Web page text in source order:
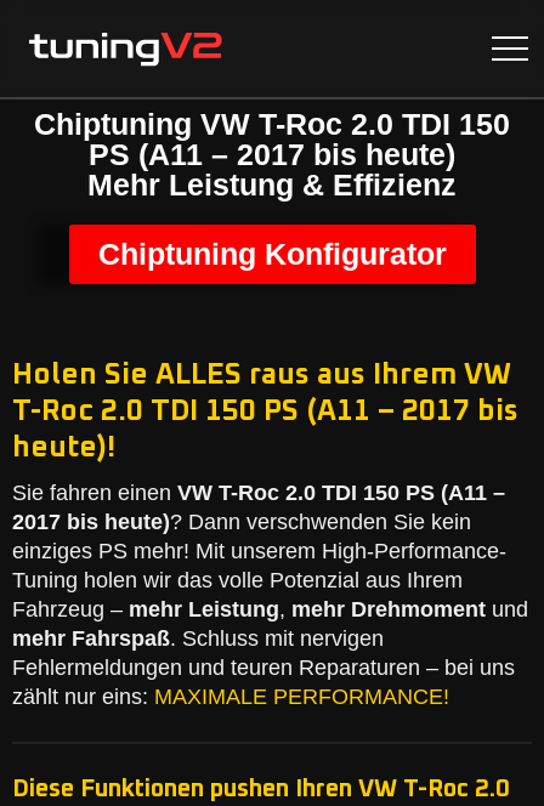
Chiptuning VW T-Roc 2.0 TDI 150
PS (A11 – 2017 bis heute)
Mehr Leistung & Effizienz
Chiptuning Konfigurator
Holen Sie ALLES raus aus Ihrem VW
T-Roc 2.0 TDI 150 PS (A11 – 2017 bis
heute)!
Sie fahren einen VW T-Roc 2.0 TDI 150 PS (A11 –
2017 bis heute)? Dann verschwenden Sie kein
einziges PS mehr! Mit unserem High-Performance-
Tuning holen wir das volle Potenzial aus Ihrem
Fahrzeug – mehr Leistung, mehr Drehmoment und
mehr Fahrspaß. Schluss mit nervigen
Fehlermeldungen und teuren Reparaturen – bei uns
zählt nur eins: MAXIMALE PERFORMANCE!
Diese Funktionen pushen Ihren VW T-Roc 2.0